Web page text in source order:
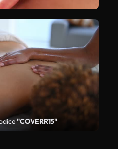
"COVERR15"